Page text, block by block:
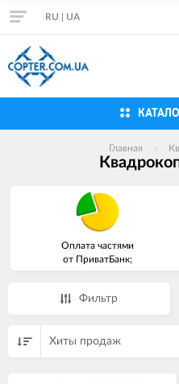
RU UA
Главная
Оплата частями
от ПриватБанк;
Фильтр
Хиты продаж